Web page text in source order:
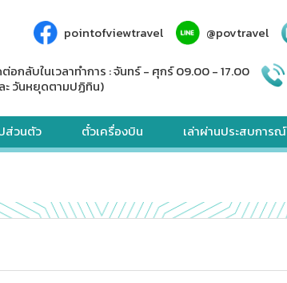
pointofviewtravel @povtravel
ต่อกลับในเวลาทำการ : จันทร์ - ศุกร์ 09.00 - 17.00
ะ วันหยุดตามปฏิทิน)
ส่วนตัว ตั๋วเครื่องบิน เล่าผ่านประสบการณ์